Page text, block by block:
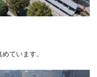
ています。